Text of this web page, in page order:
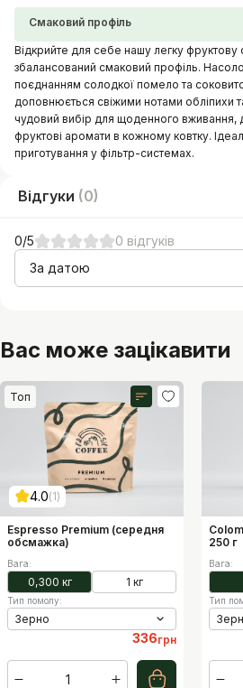
Смаковий профіль
Відкрийте для себе нашу легку
збалансований смаковий профіль.
поєднанням солодкої помело та
доповнюється свіжими нотами обліпихи
чудовий вибір для щоденного вживання,
фруктові аромати в кожному ковтку.
приготування у фільтр-системах.
Відгуки (0)
0/5 0 відгуків
За датою
Вас може зацікавити
Топ
4.0 1
Espresso Premium (середня
обсмажка)
Рівень кислотності
5
Рівень гіркоти
7
Рівень солодкості
1
3
Рівень щільності
1
6 10
Вага:
0,300 кг 1 кг
Тип помолу:
Зерно
336грн
1
250 г
1
Вага:
Тип